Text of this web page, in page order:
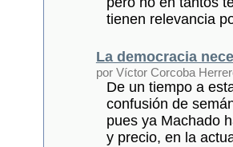
tienen relevancia
La democracia
por Víctor Corcoba
De un tiempo a
confusión de
pues ya Machado
y precio, en la